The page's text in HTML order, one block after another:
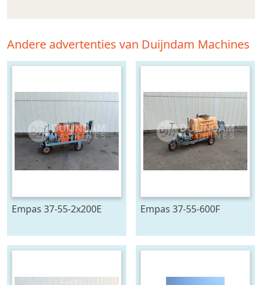
Andere advertenties van Duijndam Machines
Empas 37-55-2x200E
geveerde haspel
Empas 37-55-600F